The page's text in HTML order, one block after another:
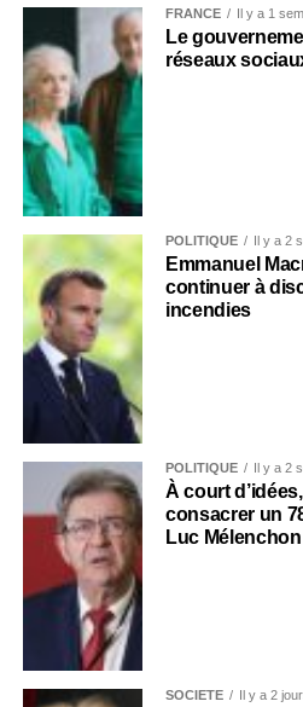
FRANCE Il y a 1
Le
réseaux
POLITIQUE Il y a 2
Emmanuel
continuer à
incendies
POLITIQUE Il y a 2
À court
consacrer un
Luc Mélenchon
SOCIÉTÉ Il y a 2